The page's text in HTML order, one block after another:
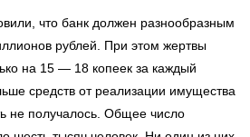
что банк должен разнообразным
рублей. При этом жертвы
на 15 — 18 копеек за каждый
средств от реализации имущества
не получалось. Общее число